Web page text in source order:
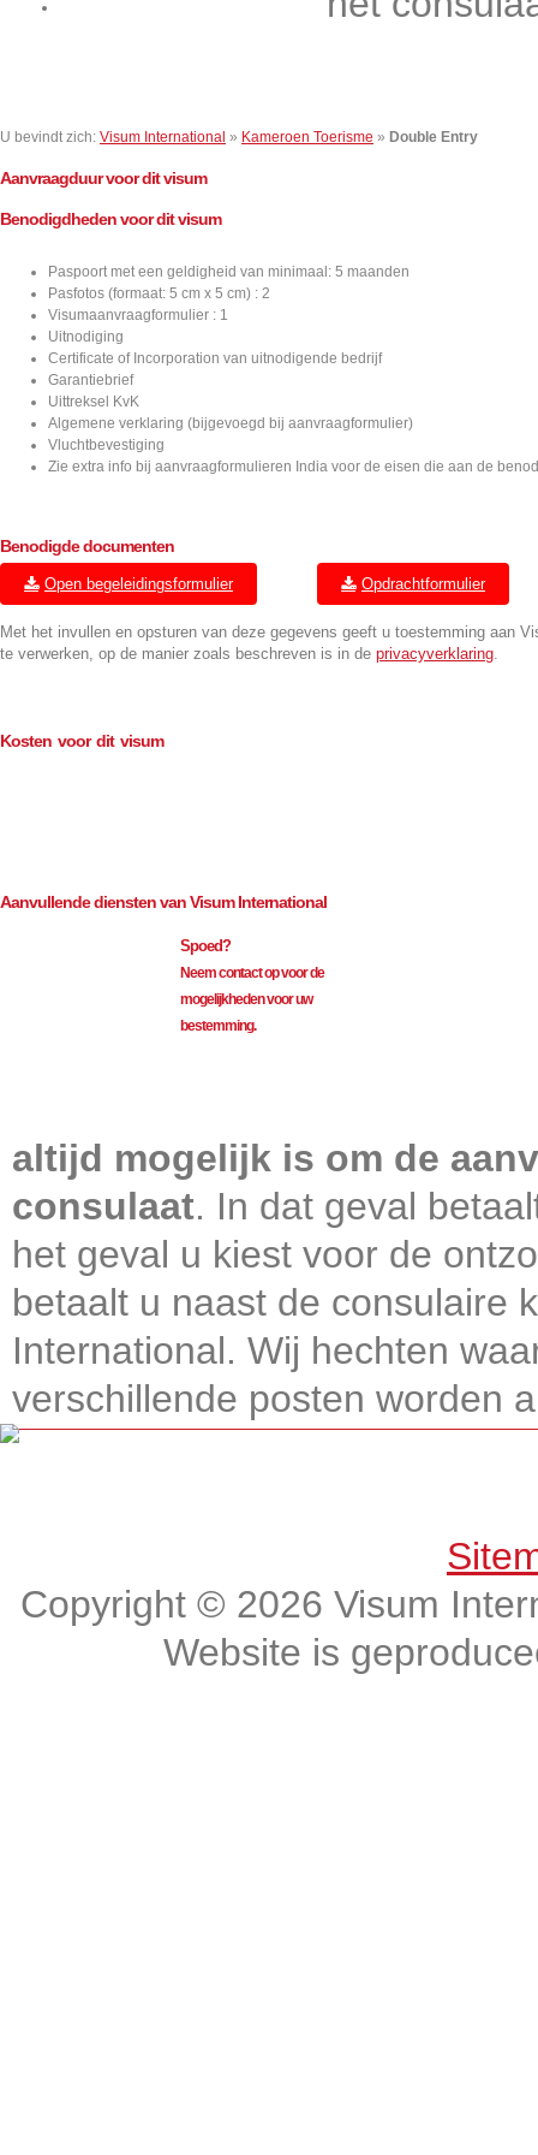
U bevindt zich: Visum International » Kameroen Toerisme » Double Entry
Aanvraagduur voor dit visum
Benodigdheden voor dit visum
Paspoort met een geldigheid van minimaal: 5 maanden
Pasfotos (formaat: 5 cm x 5 cm) : 2
Visumaanvraagformulier : 1
Uitnodiging
Certificate of Incorporation van uitnodigende bedrijf
Garantiebrief
Uittreksel KvK
Algemene verklaring (bijgevoegd bij aanvraagformulier)
Vluchtbevestiging
Zie extra info bij aanvraagformulieren India voor de eisen die aan de
Benodigde documenten
Open begeleidingsformulier Opdrachtformulier
Met het invullen en opsturen van deze gegevens geeft u toestemming aan
te verwerken, op de manier zoals beschreven is in de privacyverklaring.
Kosten voor dit visum
Aanvullende diensten van Visum International
Spoed?
Neem contact op voor de
mogelijkheden voor uw
bestemming.
altijd mogelijk is om de
consulaat. In dat geval
het geval u kiest voor de
betaalt u naast de consulaire
International. Wij hechten
verschillende posten worden
Copyright © 2026 Visum
Website is